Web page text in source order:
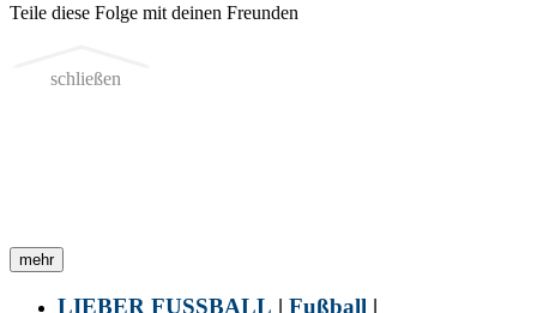
Teile diese Folge mit deinen Freunden
schließen
mehr
LIEBER FUSSBALL | Fußball |